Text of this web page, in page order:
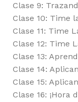
Clase 9:
Clase 10: Time
Clase 11: Time
Clase 12: Time
Clase 13:
Clase 14:
Clase 15:
Clase 16: